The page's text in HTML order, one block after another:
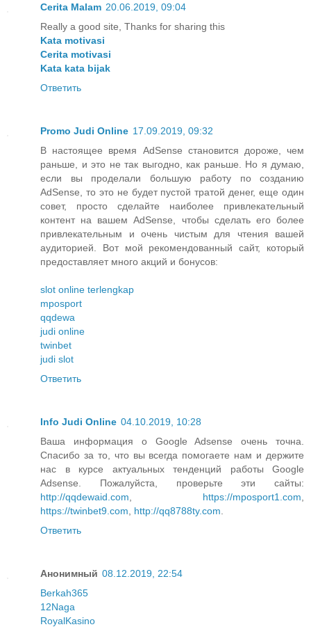
Cerita Malam 20.06.2019, 09:04
Really a good site, Thanks for sharing this
Kata motivasi
Cerita motivasi
Kata kata bijak
Ответить
Promo Judi Online 17.09.2019, 09:32
В настоящее время AdSense становится дороже, чем
раньше, и это не так выгодно, как раньше. Но я думаю,
если вы проделали большую работу по созданию
AdSense, то это не будет пустой тратой денег, еще один
совет, просто сделайте наиболее привлекательный
контент на вашем AdSense, чтобы сделать его более
привлекательным и очень чистым для чтения вашей
аудиторией. Вот мой рекомендованный сайт, который
предоставляет много акций и бонусов:
slot online terlengkap
mposport
qqdewa
judi online
twinbet
judi slot
Ответить
Info Judi Online 04.10.2019, 10:28
Ваша информация о Google Adsense очень точна.
Спасибо за то, что вы всегда помогаете нам и держите
нас в курсе актуальных тенденций работы Google
Adsense. Пожалуйста, проверьте эти сайты:
http://qqdewaid.com
https://mposport1.com
https://twinbet9.com
http://qq8788ty.com
Ответить
Анонимный 08.12.2019, 22:54
Berkah365
12Naga
RoyalKasino